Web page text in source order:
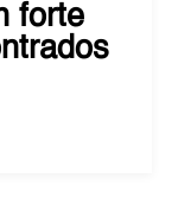
forte